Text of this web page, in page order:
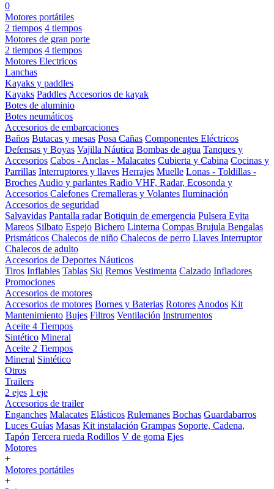
0
Motores portátiles
2 tiempos 4 tiempos
Motores de gran porte
2 tiempos 4 tiempos
Motores Electricos
Lanchas
Kayaks y paddles
Kayaks Paddles Accesorios de kayak
Botes de aluminio
Botes neumáticos
Accesorios de embarcaciones
Baños Butacas y mesas Posa Cañas Componentes Eléctricos
Defensas y Boyas Vajilla Náutica Bombas de agua Tanques y
Accesorios Cabos - Anclas - Malacates Cubierta y Cabina Cocinas y
Parrillas Interruptores y llaves Herrajes Muelle Lonas - Toldillas -
Broches Audio y parlantes Radio VHF, Radar, Ecosonda y
Accesorios Calefones Cremalleras y Volantes Iluminación
Accesorios de seguridad
Salvavidas Pantalla radar Botiquin de emergencia Pulsera Evita
Mareos Silbato Espejo Bichero Linterna Compas Brujula Bengalas
Prismáticos Chalecos de niño Chalecos de perro Llaves Interruptor
Chalecos de adulto
Accesorios de Deportes Náuticos
Tiros Inflables Tablas Ski Remos Vestimenta Calzado Infladores
Promociones
Accesorios de motores
Accesorios de motores Bornes y Baterias Rotores Anodos Kit
Mantenimiento Bujes Filtros Ventilación Instrumentos
Aceite 4 Tiempos
Sintético Mineral
Aceite 2 Tiempos
Mineral Sintético
Otros
Trailers
2 ejes 1 eje
Accesorios de trailer
Enganches Malacates Elásticos Rulemanes Bochas Guardabarros
Luces Guías Masas Kit instalación Grampas Soporte, Cadena,
Tapón Tercera rueda Rodillos V de goma Ejes
Motores
+
Motores portátiles
+